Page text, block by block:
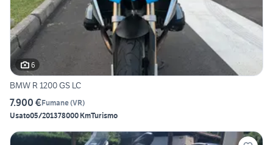
6
BMW R 1200 GS LC
7.900 €Fumane(VR)
Usato05/201378000 KmTurismo